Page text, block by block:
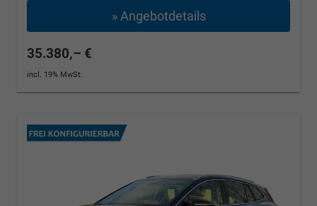
» Angebotdetails
35.380,– €
incl. 19% MwSt.